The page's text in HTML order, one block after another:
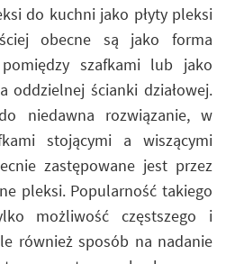
do kuchni jako płyty pleksi
obecne są jako forma
pomiędzy szafkami lub jako
oddzielnej ścianki działowej.
niedawna rozwiązanie, w
stojącymi a wiszącymi
zastępowane jest przez
pleksi. Popularność takiego
możliwość częstszego i
również sposób na nadanie